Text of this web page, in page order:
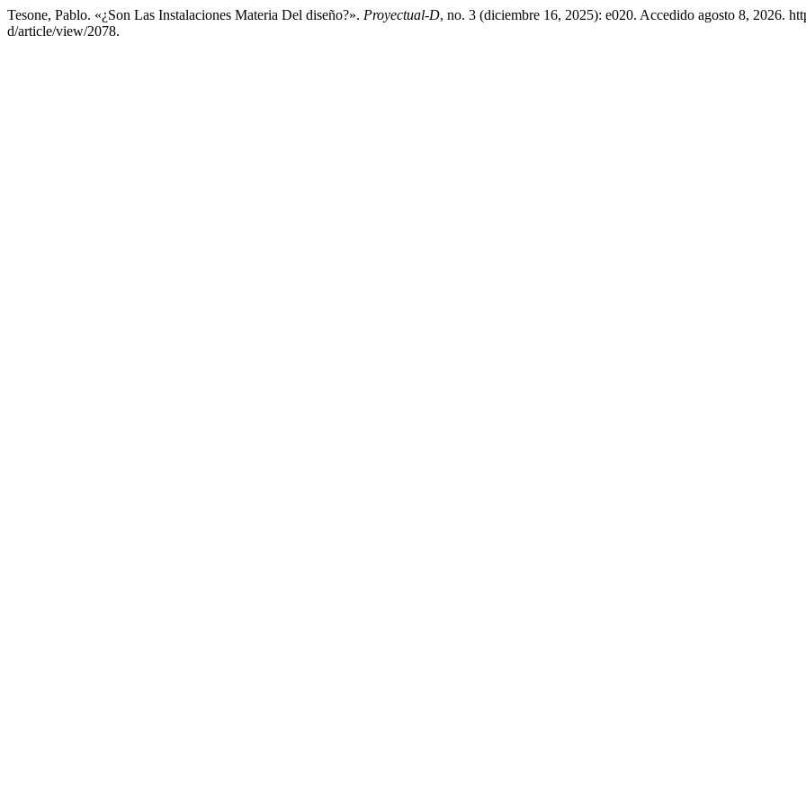
Tesone, Pablo. «¿Son Las Instalaciones Materia Del diseño?». Proyectual-D, no. 3 (diciembre 16, 2025): e020. Accedido agosto 8, 2026.
d/article/view/2078.